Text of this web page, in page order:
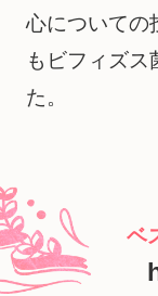
心についての
もビフィズス
た。
ベ